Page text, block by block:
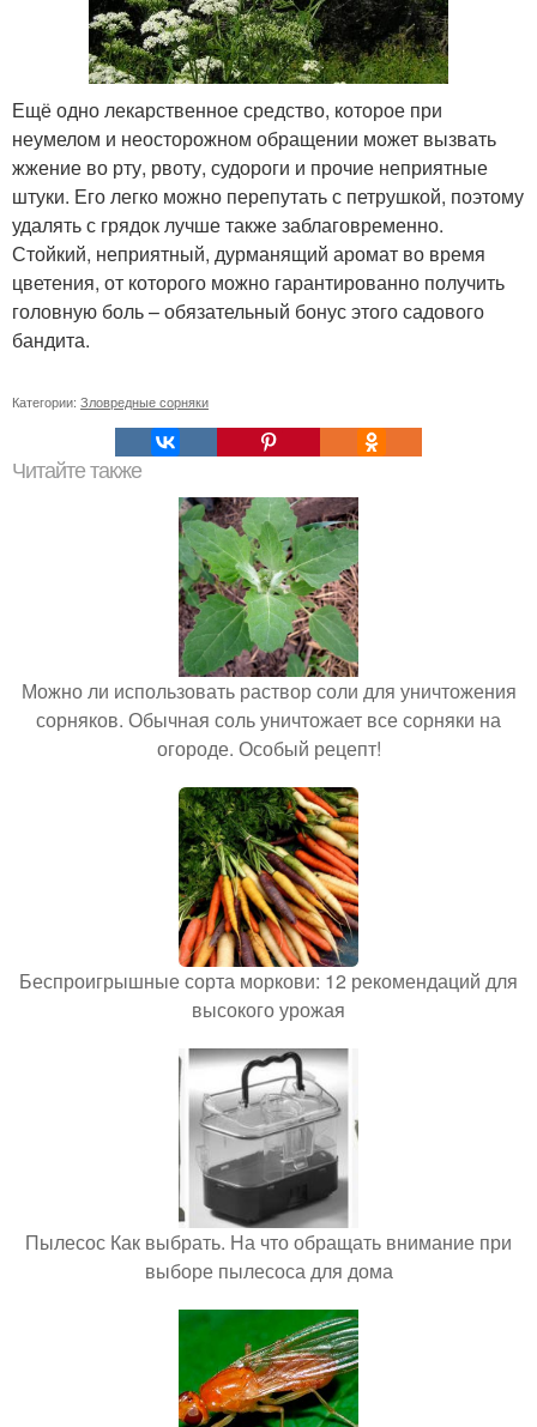
Ещё одно лекарственное средство, которое при
неумелом и неосторожном обращении может вызвать
жжение во рту, рвоту, судороги и прочие неприятные
штуки. Его легко можно перепутать с петрушкой, поэтому
удалять с грядок лучше также заблаговременно.
Стойкий, неприятный, дурманящий аромат во время
цветения, от которого можно гарантированно получить
головную боль – обязательный бонус этого садового
бандита.
Категории: Зловредные сорняки
Читайте также
Можно ли использовать раствор соли для уничтожения
сорняков. Обычная соль уничтожает все сорняки на
огороде. Особый рецепт!
Беспроигрышные сорта моркови: 12 рекомендаций для
высокого урожая
Пылесос Как выбрать. На что обращать внимание при
выборе пылесоса для дома